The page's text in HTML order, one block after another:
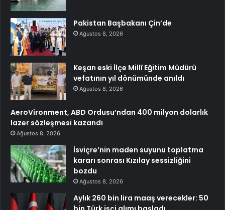
Pakistan Başbakanı Çin’de
Ağustos 8, 2026
Keşan eski İlçe Millî Eğitim Müdürü
vefatının yıl dönümünde anıldı
Ağustos 8, 2026
AeroVironment, ABD Ordusu’ndan 400 milyon dolarlık
lazer sözleşmesi kazandı
Ağustos 8, 2026
İsviçre’nin maden suyunu toplatma
kararı sonrası Kızılay sessizliğini
bozdu
Ağustos 8, 2026
Aylık 260 bin lira maaş verecekler: 50